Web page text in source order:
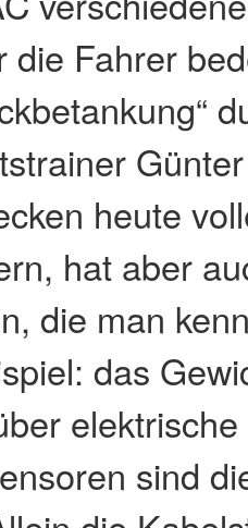
die Fahrer
heute
hat aber
die man
das
sind